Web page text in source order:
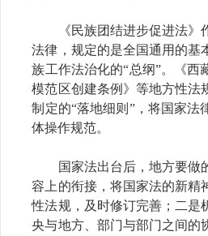
《民族团结进步促进法
法律，规定的是全国通用的基
族工作法治化的“总纲”。《西
模范区创建条例》等地方性法
制定的“落地细则”，将国家法
体操作规范。
国家法出台后，地方要做
容上的衔接，将国家法的新精
性法规，及时修订完善；二是
央与地方、部门与部门之间的